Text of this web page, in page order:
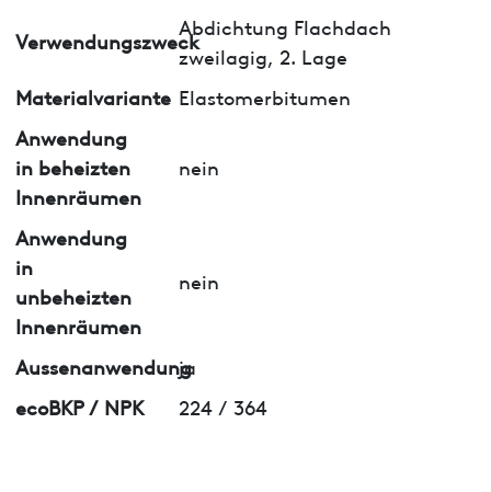
Verwendungszweck
Abdichtung Flachdach
zweilagig, 2. Lage
Materialvariante Elastomerbitumen
Anwendung
in beheizten
Innenräumen
nein
Anwendung
in
unbeheizten
Innenräumen
nein
Aussenanwendung
ja
ecoBKP / NPK
224 / 364